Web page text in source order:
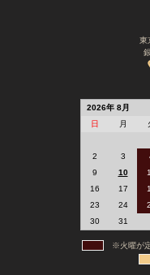
東
2026年 8月
日
月
2
3
9
10
16
17
23
24
30
31
※火曜が